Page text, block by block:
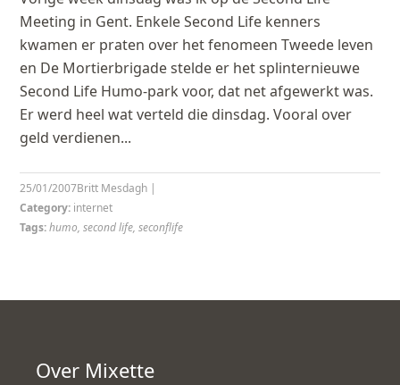
Meeting in Gent. Enkele Second Life kenners
kwamen er praten over het fenomeen Tweede leven
en De Mortierbrigade stelde er het splinternieuwe
Second Life Humo-park voor, dat net afgewerkt was.
Er werd heel wat verteld die dinsdag. Vooral over
geld verdienen...
Britt Mesdagh |
25/01/2007
Category: internet
Tags:humo,second life,seconflife
Over Mixette